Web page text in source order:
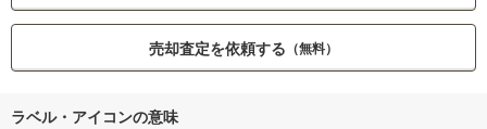
売却査定を依頼する （無料）
ラベル・アイコンの意味